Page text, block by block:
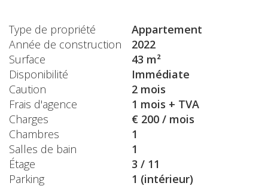
Type de propriété
Appartement
Année de construction
2022
Surface
43 m²
Disponibilité
Immédiate
Caution
2 mois
Frais d'agence
1 mois + TVA
Charges
€ 200 / mois
Chambres
1
Salles de bain
1
Étage
3 / 11
Parking
1 (intérieur)